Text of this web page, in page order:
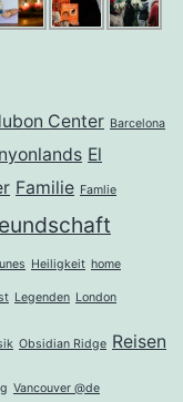
Center Barcelona
El
Familie Famlie
Heiligkeit home
Legenden London
Obsidian Ridge Reisen
Vancouver @de